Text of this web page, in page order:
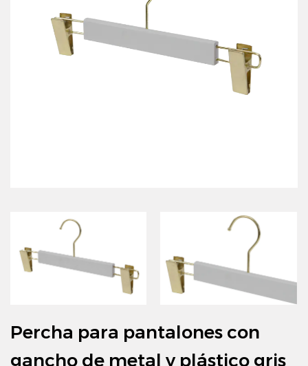
Percha para pantalones con
gancho de metal y plástico gris